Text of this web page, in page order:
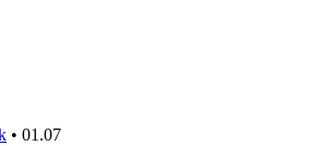
• 01.07